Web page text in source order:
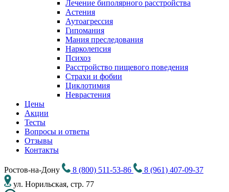
Лечение биполярного расстройства
Астения
Аутоагрессия
Гипомания
Мания преследования
Нарколепсия
Психоз
Расстройство пищевого поведения
Cтрахи и фобии
Циклотимия
Неврастения
Цены
Акции
Тесты
Вопросы и ответы
Отзывы
Контакты
Ростов-на-Дону 8 (800) 511-53-86
8 (961) 407-09-37
ул. Норильская, стр. 77